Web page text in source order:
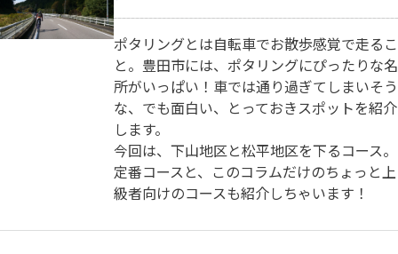
ポタリングとは自転車でお散歩感覚で走るこ
と。豊田市には、ポタリングにぴったりな名
所がいっぱい！車では通り過ぎてしまいそう
な、でも面白い、とっておきスポットを紹介
します。
今回は、下山地区と松平地区を下るコース。
定番コースと、このコラムだけのちょっと上
級者向けのコースも紹介しちゃいます！